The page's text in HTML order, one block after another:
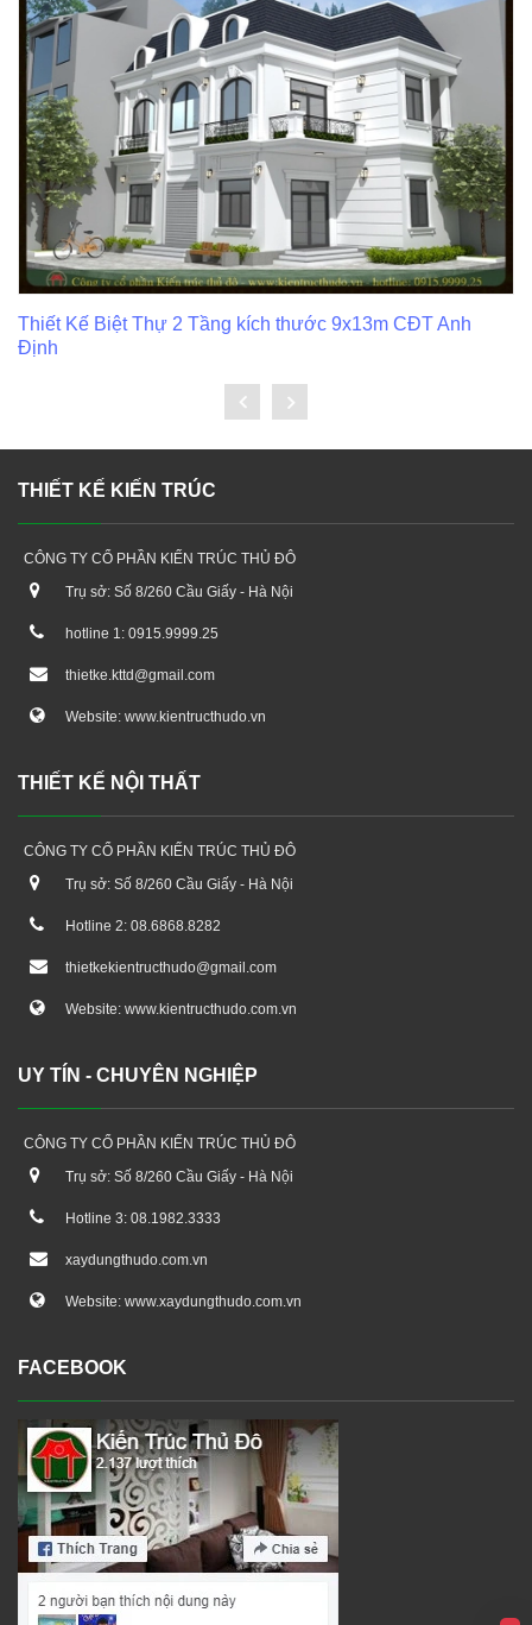
Thiết Kế Biệt Thự 2 Tầng kích thước 9x13m CĐT Anh
Định
THIẾT KẾ KIẾN TRÚC
CÔNG TY CỔ PHẦN KIẾN TRÚC THỦ ĐÔ
Trụ sở: Số 8/260 Cầu Giấy - Hà Nội
hotline 1: 0915.9999.25
thietke.kttd@gmail.com
Website: www.kientructhudo.vn
THIẾT KẾ NỘI THẤT
CÔNG TY CỔ PHẦN KIẾN TRÚC THỦ ĐÔ
Trụ sở: Số 8/260 Cầu Giấy - Hà Nội
Hotline 2: 08.6868.8282
thietkekientructhudo@gmail.com
Website: www.kientructhudo.com.vn
UY TÍN - CHUYÊN NGHIỆP
CÔNG TY CỔ PHẦN KIẾN TRÚC THỦ ĐÔ
Trụ sở: Số 8/260 Cầu Giấy - Hà Nội
Hotline 3: 08.1982.3333
xaydungthudo.com.vn
Website: www.xaydungthudo.com.vn
FACEBOOK